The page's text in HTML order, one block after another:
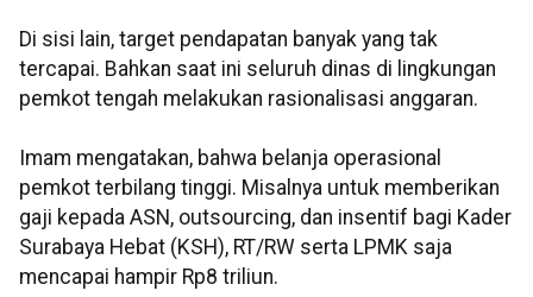
Di sisi lain, target pendapatan banyak yang tak
tercapai. Bahkan saat ini seluruh dinas di lingkungan
pemkot tengah melakukan rasionalisasi anggaran.
Imam mengatakan, bahwa belanja operasional
pemkot terbilang tinggi. Misalnya untuk memberikan
gaji kepada ASN, outsourcing, dan insentif bagi Kader
Surabaya Hebat (KSH), RT/RW serta LPMK saja
mencapai hampir Rp8 triliun.